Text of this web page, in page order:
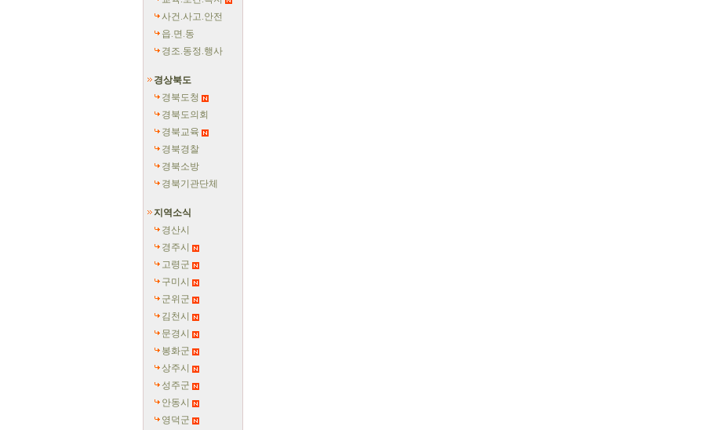
사건.사고.안전
읍.면.동
경조.동정.행사
경상북도
경북도청
경북도의회
경북교육
경북경찰
경북소방
경북기관단체
지역소식
경산시
경주시
고령군
구미시
군위군
김천시
문경시
봉화군
상주시
성주군
안동시
영덕군